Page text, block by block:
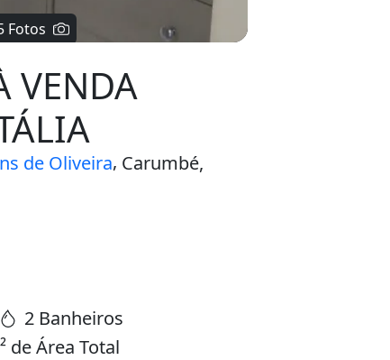
VENDA
de Oliveira, Carumbé,
2 Banheiros
de Área Total